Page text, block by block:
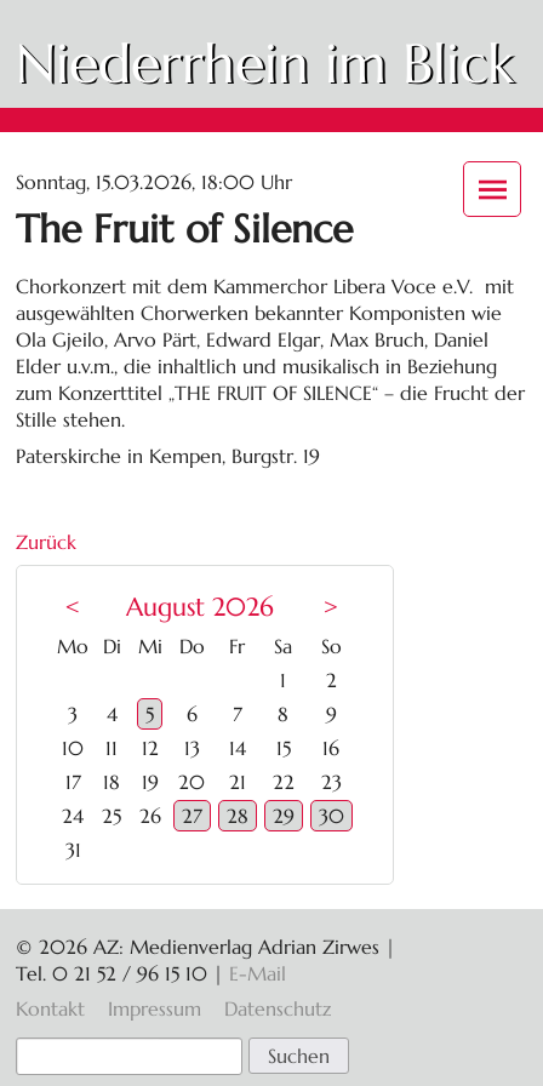
Niederrhein im Blick
Sonntag, 15.03.2026, 18:00 Uhr
The Fruit of Silence
Chorkonzert mit dem Kammerchor Libera Voce e.V. mit
ausgewählten Chorwerken bekannter Komponisten wie
Ola Gjeilo, Arvo Pärt, Edward Elgar, Max Bruch, Daniel
Elder u.v.m., die inhaltlich und musikalisch in Beziehung
zum Konzerttitel „THE FRUIT OF SILENCE“ – die Frucht der
Stille stehen.
Paterskirche in Kempen, Burgstr. 19
Zurück
< August 2026 >
Mo ntag
Dienstag
Mittwoch
Donnerstag
Freitag
Samstag
Sonntag
1
2
3
4 5 6 7 8
9
10
11 12 13 14 15
16
17
18 19 20 21 22
23
24
25 26 27 28 29
30
31
© 2026 AZ: Medienverlag Adrian Zirwes |
Tel. 0 21 52 / 96 15 10 | E-Mail
Navigation
überspringen
Kontakt Impressum Datenschutz